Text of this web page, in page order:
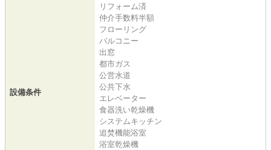
設備条件
リフォーム済
仲介手数料半額
フローリング
バルコニー
出窓
都市ガス
公営水道
公共下水
エレベーター
食器洗い乾燥機
システムキッチン
追焚機能浴室
浴室乾燥機